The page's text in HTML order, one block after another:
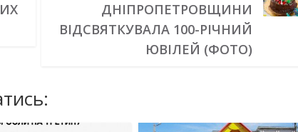
ДНІПРОПЕТРОВЩИНИ
ВІДСВЯТКУВАЛА 100-РІЧНИЙ
ЮВІЛЕЙ (ФОТО)